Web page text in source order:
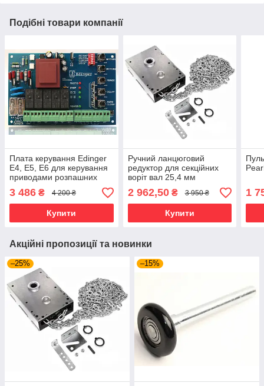
Подібні товари компанії
Плата керування Edinger
E4, E5, E6 для керування
приводами розпашних
воріт
3 486 ₴ 4 200 ₴
Купити
Ручний ланцюговий
редуктор для секційних
воріт вал 25,4 мм
2 962,50₴ 3 950 ₴
Купити
1
Акційні пропозиції та новинки
–25% –15%